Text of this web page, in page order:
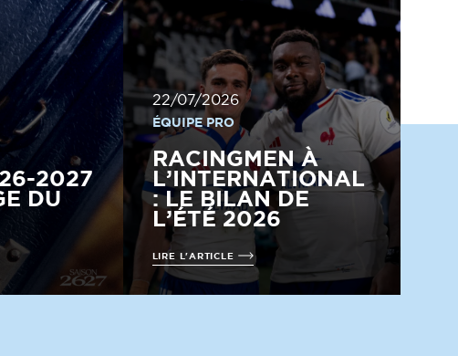
2027
DU
22/07/2026
ÉQUIPE PRO
RACINGMEN À
L’INTERNATIONAL
: LE BILAN DE
L’ÉTÉ 2026
LIRE L'ARTICLE